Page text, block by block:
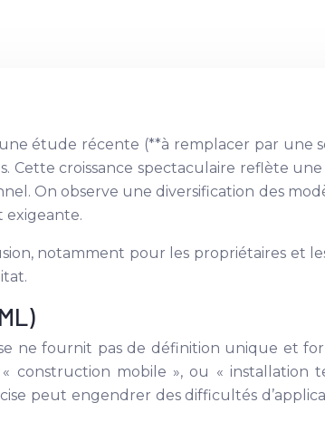
étude récente (**à remplacer par une
croissance spectaculaire reflète
On observe une diversification des
exigeante.
notamment pour les propriétaires et
ne fournit pas de définition unique et
mobile », ou « installation
peut engendrer des difficultés